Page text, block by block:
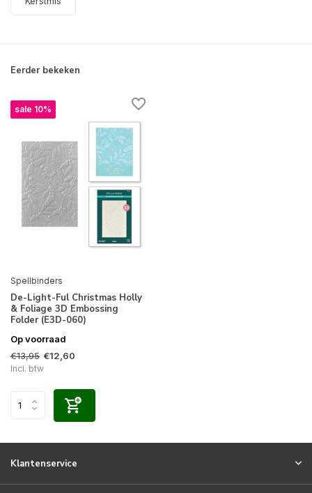
Eerder bekeken
sale 10%
Spellbinders
De-Light-Ful Christmas Holly
& Foliage 3D Embossing
Folder (E3D-060)
Op voorraad
€13,95 €12,60
Incl. btw
Klantenservice